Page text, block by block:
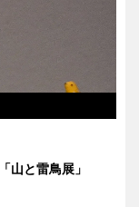
山と雷鳥展」